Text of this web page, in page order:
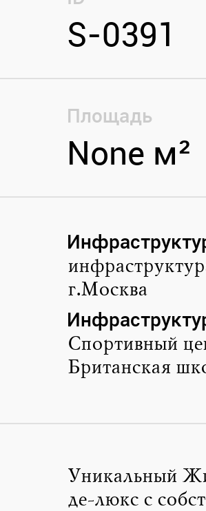
S-0391
Площадь
None м²
г.Москва
Спортивный
Британская
Уникальный
де-люкс с